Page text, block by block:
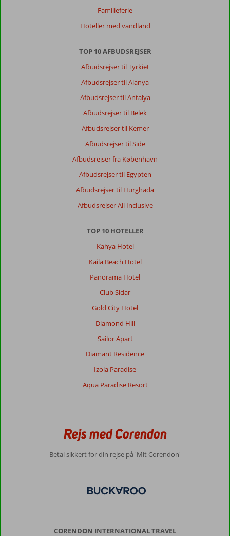
Familieferie
Hoteller med vandland
TOP 10 AFBUDSREJSER
Afbudsrejser til Tyrkiet
Afbudsrejser til Alanya
Afbudsrejser til Antalya
Afbudsrejser til Belek
Afbudsrejser til Kemer
Afbudsrejser til Side
Afbudsrejser fra København
Afbudsrejser til Egypten
Afbudsrejser til Hurghada
Afbudsrejser All Inclusive
TOP 10 HOTELLER
Kahya Hotel
Kaila Beach Hotel
Panorama Hotel
Club Sidar
Gold City Hotel
Diamond Hill
Sailor Apart
Diamant Residence
Izola Paradise
Aqua Paradise Resort
Rejs med Corendon
Betal sikkert for din rejse på 'Mit Corendon'
CORENDON INTERNATIONAL TRAVEL